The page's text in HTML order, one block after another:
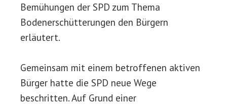
Bemühungen der SPD zum Thema
Bodenerschütterungen den Bürgern
erläutert.
Gemeinsam mit einem betroffenen aktiven
Bürger hatte die SPD neue Wege
beschritten. Auf Grund einer